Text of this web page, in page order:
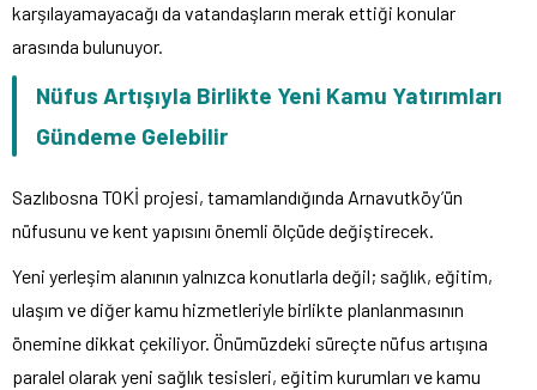
karşılayamayacağı da vatandaşların merak ettiği konular
arasında bulunuyor.
Nüfus Artışıyla Birlikte Yeni Kamu Yatırımları
Gündeme Gelebilir
Sazlıbosna TOKİ projesi, tamamlandığında Arnavutköy’ün
nüfusunu ve kent yapısını önemli ölçüde değiştirecek.
Yeni yerleşim alanının yalnızca konutlarla değil; sağlık, eğitim,
ulaşım ve diğer kamu hizmetleriyle birlikte planlanmasının
önemine dikkat çekiliyor. Önümüzdeki süreçte nüfus artışına
paralel olarak yeni sağlık tesisleri, eğitim kurumları ve kamu